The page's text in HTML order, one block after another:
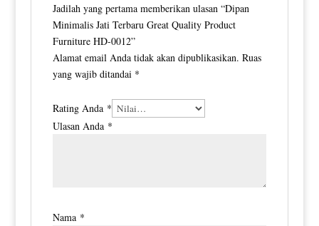
Jadilah yang pertama memberikan ulasan “Dipan
Minimalis Jati Terbaru Great Quality Product
Furniture HD-0012”
Alamat email Anda tidak akan dipublikasikan. Ruas
yang wajib ditandai *
Rating Anda *
Ulasan Anda *
Nama *